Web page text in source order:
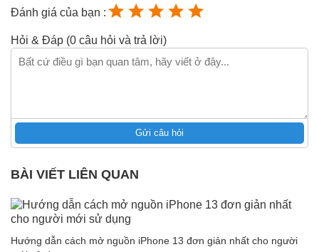
Đánh giá của bạn :
Hỏi & Đáp (0 câu hỏi và trả lời)
Gửi câu hỏi
BÀI VIẾT LIÊN QUAN
Hướng dẫn cách mở nguồn iPhone 13 đơn giản nhất cho người